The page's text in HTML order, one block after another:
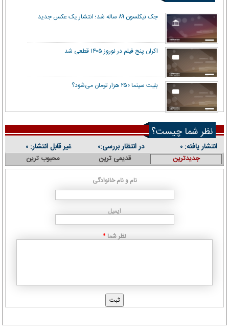
جک نیکلسون ۸۹ ساله شد؛ انتشار یک عکس جدید
اکران پنج فیلم در نوروز ۱۴۰۵ قطعی شد
بلیت سینما ۲۵۰ هزار تومان می‌شود؟
نظر شما چیست؟
انتشار یافته: ۰ در انتظار بررسی:۰ غیر قابل انتشار: ۰
جدیدترین قدیمی ترین محبوب ترین
نام و نام خانوادگی
ایمیل
نظر شما *